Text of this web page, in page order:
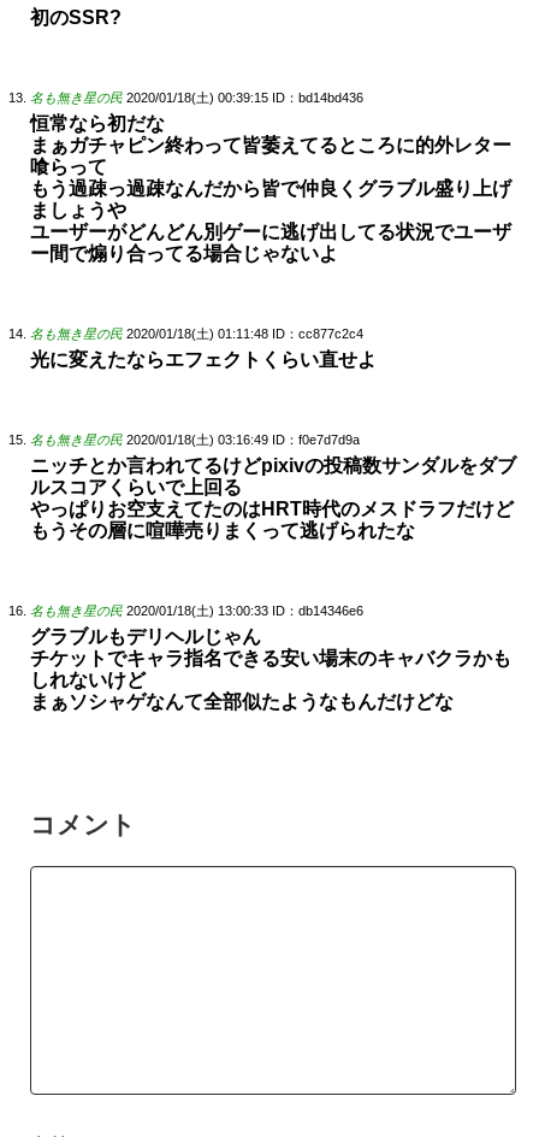
初のSSR?
名も無き星の民 2020/01/18(土) 00:39:15 ID：bd14bd436
恒常なら初だな
まぁガチャピン終わって皆萎えてるところに的外レター
喰らって
もう過疎っ過疎なんだから皆で仲良くグラブル盛り上げ
ましょうや
ユーザーがどんどん別ゲーに逃げ出してる状況でユーザ
ー間で煽り合ってる場合じゃないよ
名も無き星の民 2020/01/18(土) 01:11:48 ID：cc877c2c4
光に変えたならエフェクトくらい直せよ
名も無き星の民 2020/01/18(土) 03:16:49 ID：f0e7d7d9a
ニッチとか言われてるけどpixivの投稿数サンダルをダブ
ルスコアくらいで上回る
やっぱりお空支えてたのはHRT時代のメスドラフだけど
もうその層に喧嘩売りまくって逃げられたな
名も無き星の民 2020/01/18(土) 13:00:33 ID：db14346e6
グラブルもデリヘルじゃん
チケットでキャラ指名できる安い場末のキャバクラかも
しれないけど
まぁソシャゲなんて全部似たようなもんだけどな
コメント